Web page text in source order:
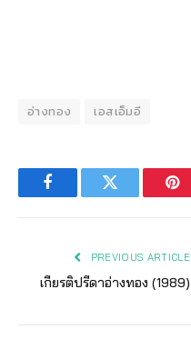
อ่างทอง เอสเอ็มอี
FacebookTwitter
PREVIOUS ARTICLE
เกียรติปรีดาอ่างทอง (1989)